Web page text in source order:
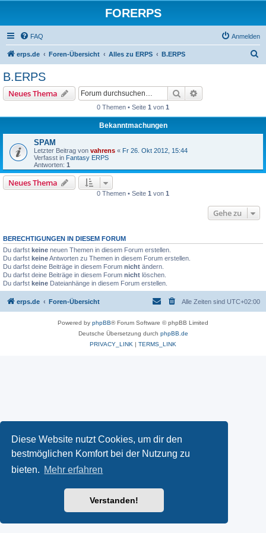
Diese Website nutzt Cookies, um dir den
bestmöglichen Komfort bei der Nutzung zu
bieten. Mehr erfahren
Verstanden!
FORERPS
FAQ Anmelden
erps.de Foren-Übersicht Alles zu ERPS B.ERPS
B.ERPS
Neues Thema Suche
0 Themen • Seite 1 von 1
Bekanntmachungen
SPAM
Letzter Beitrag von vahrens « Fr 26. Okt 2012, 15:44
Verfasst in Fantasy ERPS
Antworten: 1
Neues Thema
0 Themen • Seite 1 von 1
Gehe zu
BERECHTIGUNGEN IN DIESEM FORUM
Du darfst keine neuen Themen in diesem Forum erstellen.
Du darfst keineAntworten zu Themen in diesem Forum erstellen.
Du darfst deine Beiträge in diesem Forum nicht ändern.
Du darfst deine Beiträge in diesem Forum nicht löschen.
Du darfst keine Dateianhänge in diesem Forum erstellen.
erps.de Foren-Übersicht Alle Zeiten sind UTC+02:00
Powered by phpBB® Forum Software © phpBB Limited
Deutsche Übersetzung durch phpBB.de
PRIVACY_LINK | TERMS_LINK